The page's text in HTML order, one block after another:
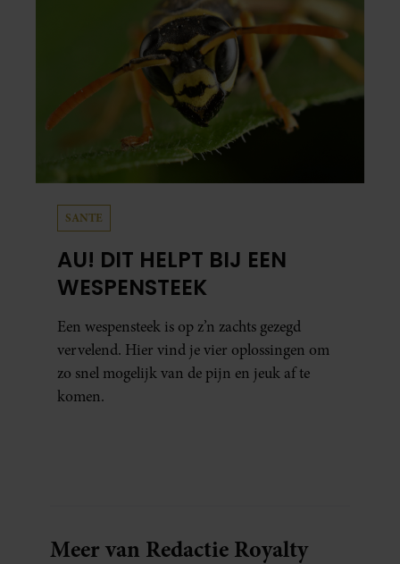
SANTE
AU! DIT HELPT BIJ EEN
WESPENSTEEK
Een wespensteek is op z’n zachts gezegd
vervelend. Hier vind je vier oplossingen om
zo snel mogelijk van de pijn en jeuk af te
komen.
Meer van Redactie Royalty